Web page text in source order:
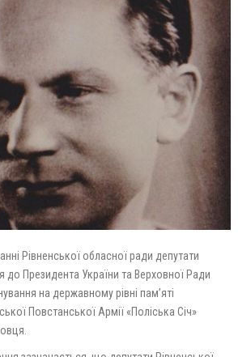
Рівненської обласної ради депутати
до Президента України та Верховної Ради
на державному рівні пам’яті
Повстанської Армії «Поліська Січ»